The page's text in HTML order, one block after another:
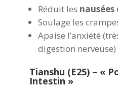
Réduit les
Soulage les
Apaise l’anxiété
digestion nerveuse)
Tianshu (E25) – «
Intestin »